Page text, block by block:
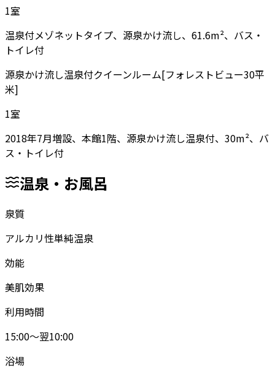
1室
温泉付メゾネットタイプ、源泉かけ流し、61.6m²、バス・
トイレ付
源泉かけ流し温泉付クイーンルーム[フォレストビュー30平
米]
1室
2018年7月増設、本館1階、源泉かけ流し温泉付、30m²、バ
ス・トイレ付
温泉・お風呂
泉質
アルカリ性単純温泉
効能
美肌効果
利用時間
15:00～翌10:00
浴場